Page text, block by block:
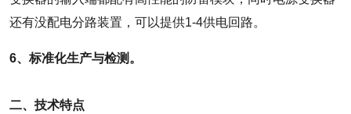
还有没配电分路装置，可以提供1-4供电回路。
6、标准化生产与检测。
二、技术特点